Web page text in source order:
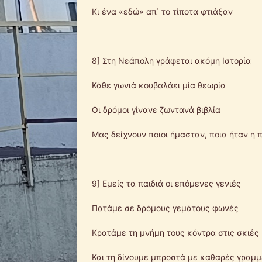
Κι ένα «εδώ» απ΄ το τίποτα φτιάξαν
8] Στη Νεάπολη γράφεται ακόμη Ιστορία
Κάθε γωνιά κουβαλάει μία θεωρία
Οι δρόμοι γίνανε ζωντανά βιβλία
Μας δείχνουν ποιοι ήμασταν, ποια ήταν η
9] Εμείς τα παιδιά οι επόμενες γενιές
Πατάμε σε δρόμους γεμάτους φωνές
Κρατάμε τη μνήμη τους κόντρα στις σκιές
Και τη δίνουμε μπροστά με καθαρές